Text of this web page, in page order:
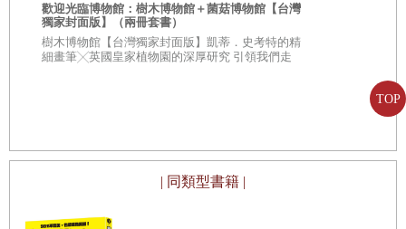
TOP
淡泊佛系的園藝股長陶淵明，不為五斗米折腰，選擇歸隱山
林。讓我們好好讀一讀他的〈歸去來兮辭〉，體會他的心
下面，就讓我們一起走進熊貓世界，和這些萌萌的熊貓文豪
歡迎光臨博物館：樹木博物館＋菌菇博物館【台灣
獨家封面版】（兩冊套書）
樹木博物館【台灣獨家封面版】凱蒂．史考特的精
細畫筆╳英國皇家植物園的深厚研究 引領我們走
★★這個世
不容易被洗
| 同類型書籍 |